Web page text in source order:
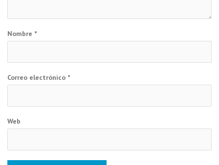
Nombre *
Correo electrónico *
Web